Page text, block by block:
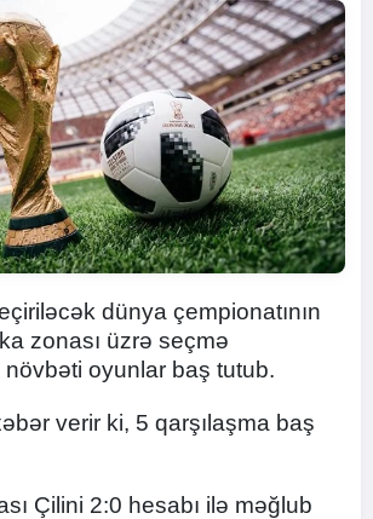
dünya çempionatının
zonası üzrə seçmə
oyunlar baş tutub.
verir ki, 5 qarşılaşma baş
Çilini 2:0 hesabı ilə məğlub